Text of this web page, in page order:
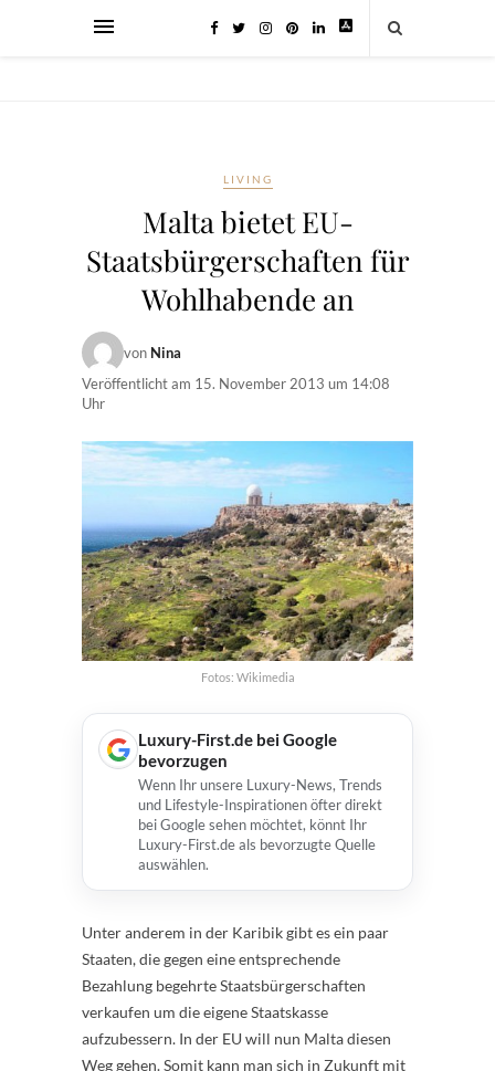
LIVING
Malta bietet EU-
Staatsbürgerschaften für
Wohlhabende an
von Nina
Veröffentlicht am 15. November 2013 um 14:08
Uhr
Fotos: Wikimedia
Luxury-First.de bei Google
bevorzugen
Wenn Ihr unsere Luxury-News, Trends
und Lifestyle-Inspirationen öfter direkt
bei Google sehen möchtet, könnt Ihr
Luxury-First.de als bevorzugte Quelle
auswählen.
Unter anderem in der Karibik gibt es ein paar
Staaten, die gegen eine entsprechende
Bezahlung begehrte Staatsbürgerschaften
verkaufen um die eigene Staatskasse
aufzubessern. In der EU will nun Malta diesen
Weg gehen. Somit kann man sich in Zukunft mit